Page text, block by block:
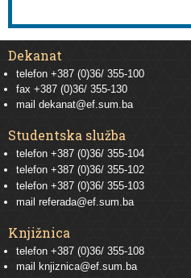
Dekanat
telefon +387 (0)36/ 355-100
fax +387 (0)36/ 355-130
mail dekanat@ef.sum.ba
Studentska služba
telefon +387 (0)36/ 355-104
telefon +387 (0)36/ 355-102
telefon +387 (0)36/ 355-103
mail referada@ef.sum.ba
Knjižnica
telefon +387 (0)36/ 355-108
mail
knjiznica@ef.sum.ba